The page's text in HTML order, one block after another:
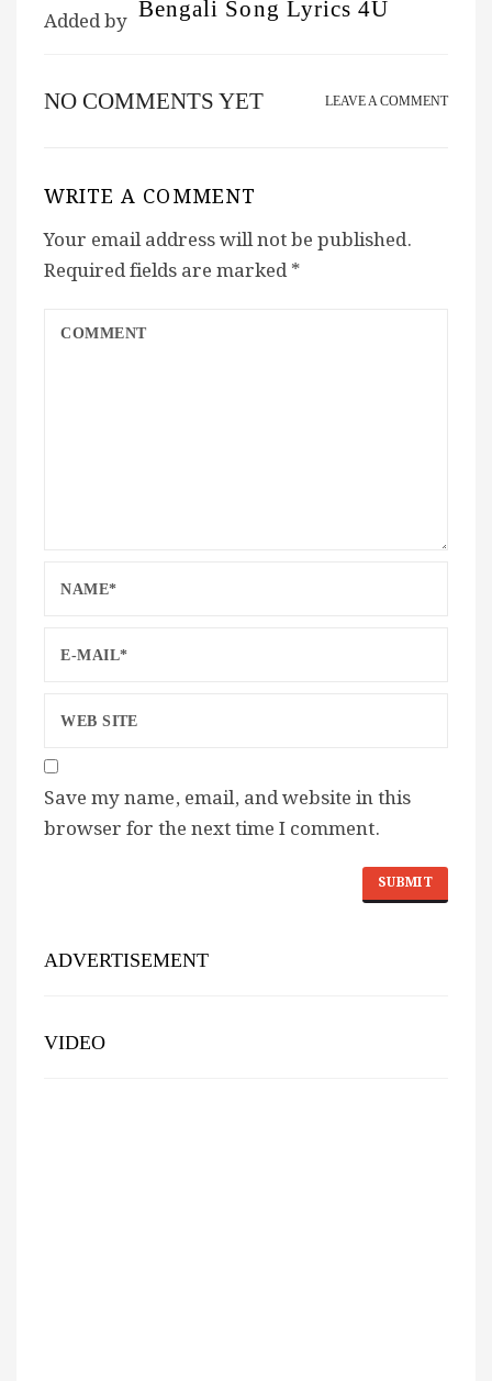
Added by Bengali Song Lyrics 4U
NO COMMENTS YET LEAVE A COMMENT
WRITE A COMMENT
Your email address will not be published.
Required fields are marked*
Save my name, email, and website in this
browser for the next time I comment.
ADVERTISEMENT
VIDEO